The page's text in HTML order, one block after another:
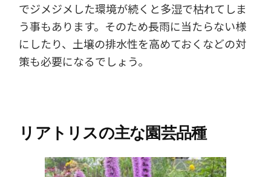
でジメジメした環境が続くと多湿で枯れてしま
う事もあります。そのため長雨に当たらない様
にしたり、土壌の排水性を高めておくなどの対
策も必要になるでしょう。
リアトリスの主な園芸品種